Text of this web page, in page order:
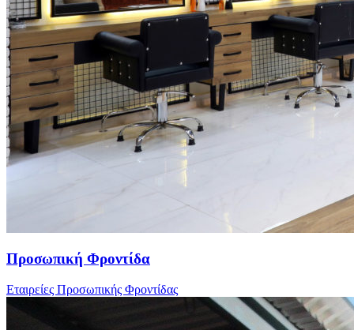
Προσωπική Φροντίδα
Εταιρείες Προσωπικής Φροντίδας